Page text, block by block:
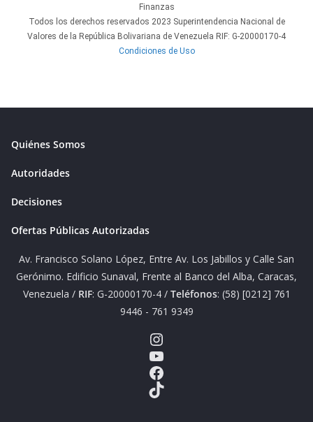
Finanzas
Todos los derechos reservados 2023 Superintendencia Nacional de
Valores de la República Bolivariana de Venezuela RIF: G-20000170-4
Condiciones de Uso
Quiénes Somos
Autoridades
Decisiones
Ofertas Públicas Autorizadas
Av. Francisco Solano López, Entre Av. Los Jabillos y Calle San
Gerónimo. Edificio Sunaval, Frente al Banco del Alba, Caracas,
Venezuela / RIF: G-20000170-4 / Teléfonos: (58) [0212] 761
9446 - 761 9349